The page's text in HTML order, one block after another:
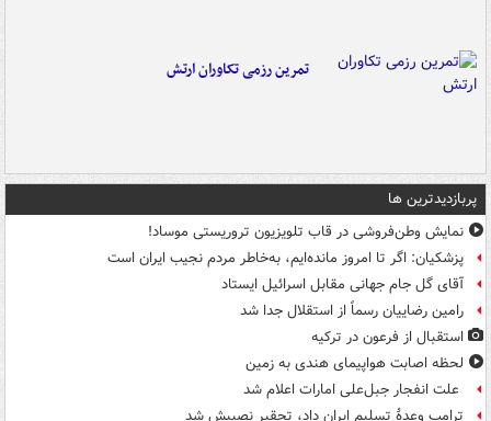
تمرین رزمی تکاوران ارتش
پربازدیدترین ها
نمایش وطن‌فروشی در قاب تلویزیون تروریستی موساد!
پزشکیان: اگر تا امروز مانده‌ایم، به‌خاطر مردم نجیب ایران است
آقای گل جام جهانی مقابل اسرائیل ایستاد
رامین رضاییان رسماً از استقلال جدا شد
استقبال از فرعون در ترکیه
لحظه اصابت هواپیمای هندی به زمین
علت انفجار جبل‌علی امارات اعلام شد
ترامپ وعدۀ تسلیم ایران داد، تحقیر نصیبش شد